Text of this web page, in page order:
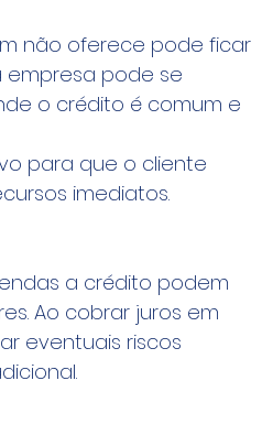
não oferece pode ficar
empresa pode se
o crédito é comum e
para que o cliente
imediatos.
a crédito podem
Ao cobrar juros em
eventuais riscos